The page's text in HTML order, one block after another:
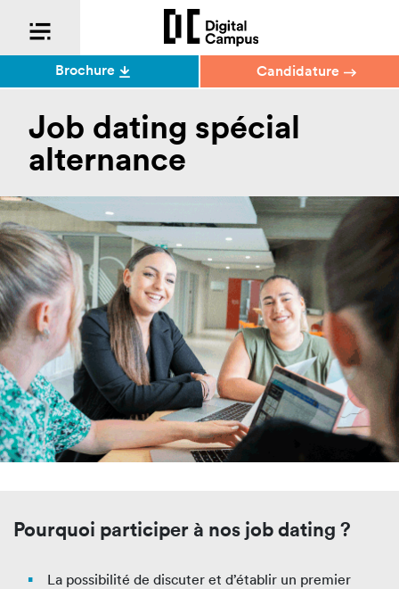
Job dating spécial
alternance
Pourquoi participer à nos job dating ?
La possibilité de discuter et d’établir un premier
Brochure Candidature